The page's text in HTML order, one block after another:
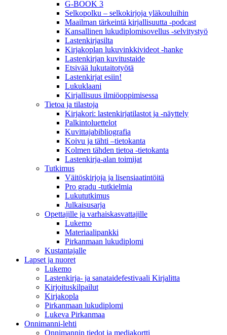
G-BOOK 3
Selkopolku – selkokirjoja yläkouluihin
Maailman tärkeintä kirjallisuutta -podcast
Kansallinen lukudiplomisovellus -selvitystyö
Lastenkirjasilta
Kirjakoplan lukuvinkkivideot -hanke
Lastenkirjan kuvitustaide
Etsivää lukutaitotyötä
Lastenkirjat esiin!
Lukuklaani
Kirjallisuus ilmiöoppimisessa
Tietoa ja tilastoja
Kirjakori: lastenkirjatilastot ja -näyttely
Palkintoluettelot
Kuvittaja­bibliografia
Koivu ja tähti –tietokanta
Kolmen tähden tietoa -tietokanta
Lastenkirja-alan toimijat
Tutkimus
Väitöskirjoja ja lisensiaatintöitä
Pro gradu -tutkielmia
Lukututkimus
Julkaisusarja
Opettajille ja varhaiskasvattajille
Lukemo
Materiaalipankki
Pirkanmaan lukudiplomi
Kustantajalle
Lapset ja nuoret
Lukemo
Lastenkirja- ja sanataidefestivaali Kirjalitta
Kirjoituskilpailut
Kirjakopla
Pirkanmaan lukudiplomi
Lukeva Pirkanmaa
Onnimanni-lehti
Onnimannin tiedot ja mediakortti